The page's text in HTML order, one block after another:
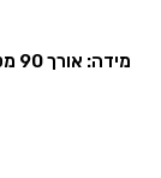
מידה: אורך 90 מטר, רוחב 5 ס"מ